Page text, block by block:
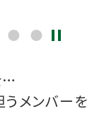
…
メンバーを